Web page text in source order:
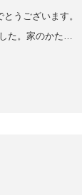
うございます。
た。家のかた…